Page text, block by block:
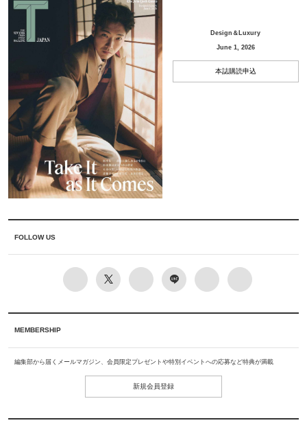
Design＆Luxury
June 1, 2026
本誌購読申込
FOLLOW US
MEMBERSHIP
編集部から届くメールマガジン、会員限定プレゼントや特別イベントへの応募など特典が満載
新規会員登録